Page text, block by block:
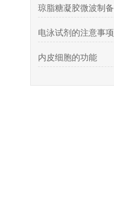
电泳试剂的注意事项
内皮细胞的功能